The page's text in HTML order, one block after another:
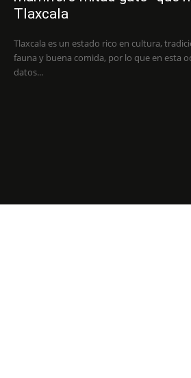
Tlaxcala
Tlaxcala es un estado rico en cultura,
fauna y buena comida, por lo que en esta
datos...